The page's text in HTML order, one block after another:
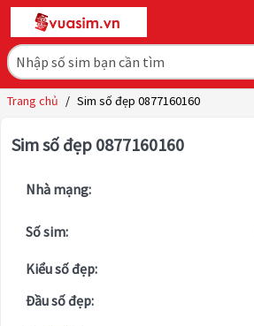
Trang chủ / Sim số đẹp 0877160160
Sim số đẹp 0877160160
Nhà mạng:
Số sim:
Kiểu số đẹp:
Đầu số đẹp: